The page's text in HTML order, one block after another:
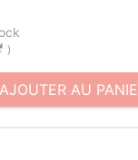
)
AJOUTER AU